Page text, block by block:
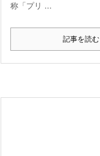
称「プリ ...
記事を読む